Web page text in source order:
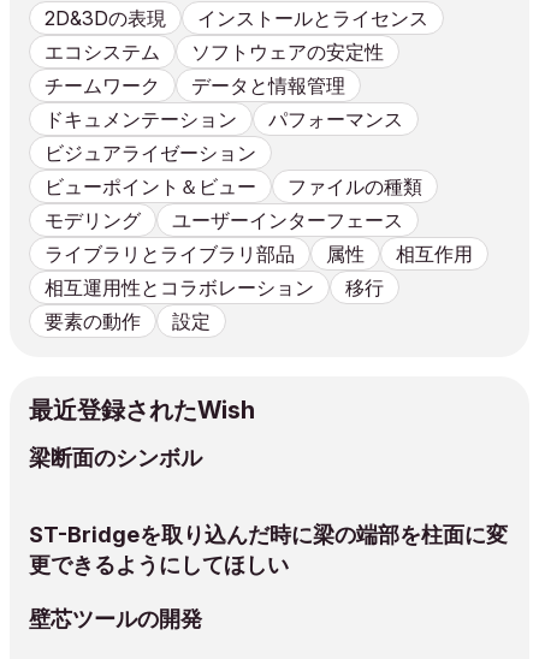
2D&3Dの表現
インストールとライセンス
エコシステム
ソフトウェアの安定性
チームワーク
データと情報管理
ドキュメンテーション
パフォーマンス
ビジュアライゼーション
ビューポイント＆ビュー
ファイルの種類
モデリング
ユーザーインターフェース
ライブラリとライブラリ部品
属性
相互作用
相互運用性とコラボレーション
移行
要素の動作
設定
最近登録されたWish
梁断面のシンボル
ST-Bridgeを取り込んだ時に梁の端部を柱面に変
更できるようにしてほしい
壁芯ツールの開発